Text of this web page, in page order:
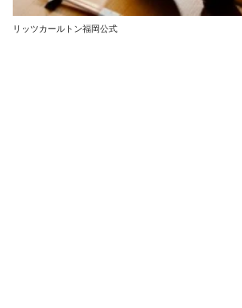
リッツカールトン福岡公式